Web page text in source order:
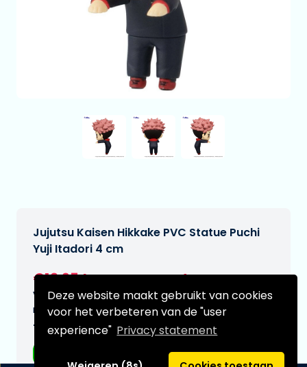
Deze website maakt gebruikt van cookies
voor het verbeteren van de "user
experience" Privacy statement
Jujutsu Kaisen Hikkake PVC Statue Puchi
Yuji Itadori 4 cm
€12,95
Verwachtte leverdatum:
n.v.t.
Type: